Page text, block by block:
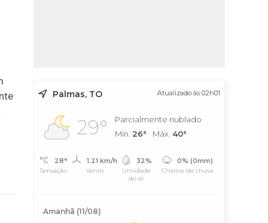
Palmas, TO Atualizado às 02h01
29°
Parcialmente nublado
Mín. 26° Máx. 40°
28°
Sensação
1.21 km/h
Vento
32%
Umidade
do ar
0% (0mm)
Chance de chuva
Amanhã (11/08)